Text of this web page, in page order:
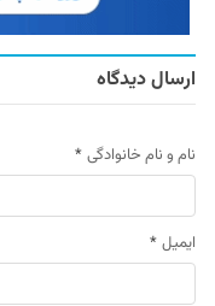
ارسال دیدگاه
نام و نام خانوادگی *
ایمیل *